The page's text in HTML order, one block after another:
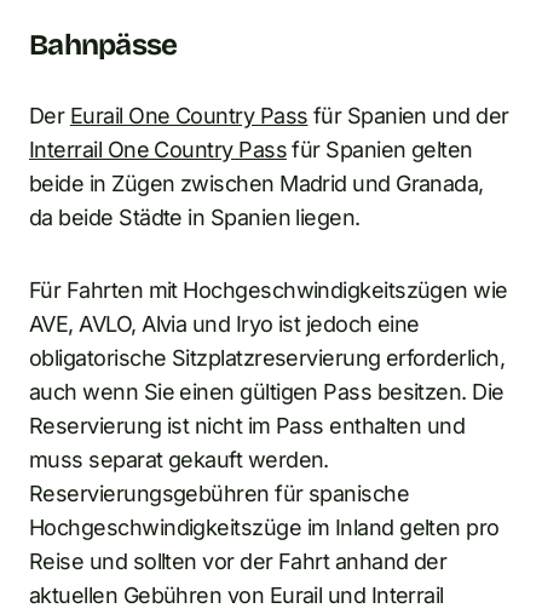
Bahnpässe
Der Eurail One Country Pass für Spanien und der
Interrail One Country Passfür Spanien gelten
beide in Zügen zwischen Madrid und Granada,
da beide Städte in Spanien liegen.
Für Fahrten mit Hochgeschwindigkeitszügen wie
AVE, AVLO, Alvia und Iryo ist jedoch eine
obligatorische Sitzplatzreservierung erforderlich,
auch wenn Sie einen gültigen Pass besitzen. Die
Reservierung ist nicht im Pass enthalten und
muss separat gekauft werden.
Reservierungsgebühren für spanische
Hochgeschwindigkeitszüge im Inland gelten pro
Reise und sollten vor der Fahrt anhand der
aktuellen Gebühren von Eurail und Interrail